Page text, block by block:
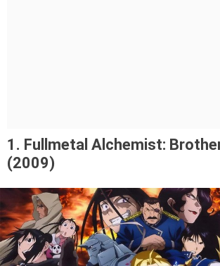
1. Fullmetal Alchemist:
(2009)